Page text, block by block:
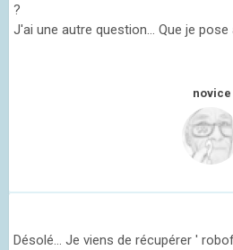
?
J'ai une autre question... Que je pose
novice
Désolé... Je viens de récupérer '